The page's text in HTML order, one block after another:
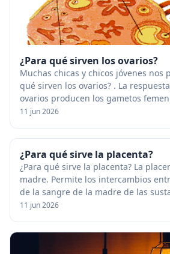
¿Para qué sirven los ovarios?
Muchas chicas y chicos jóvenes nos
qué sirven los ovarios? . La
ovarios producen los gametos
cambia (ovocito, folículo, óvulo) en
11 jun 2026
¿Para qué sirve la placenta?
¿Para qué sirve la placenta? La
madre. Permite los intercambios
de la sangre de la madre de las
indispensables para su desarrollo,
11 jun 2026